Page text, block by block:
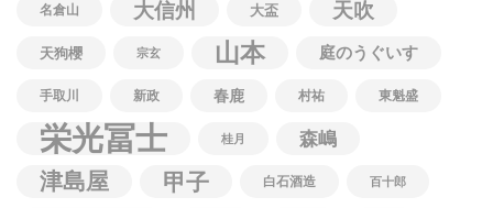
名倉山 大信州 大盃 天吹
天狗櫻 宗玄 山本 庭のうぐいす
手取川 新政 春鹿 村祐 東魁盛
栄光冨士 桂月 森嶋
津島屋 甲子 白石酒造 百十郎